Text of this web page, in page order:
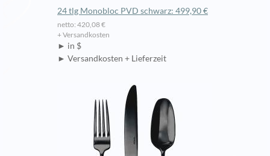
24 tlg Monobloc PVD schwarz: 499,90 €
netto: 420,08 €
+ Versandkosten
► in $
► Versandkosten + Lieferzeit